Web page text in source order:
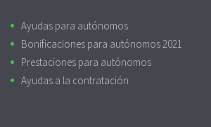
Ayudas para autónomos
Bonificaciones para autónomos 2021
Prestaciones para autónomos
Ayudas a la contratación